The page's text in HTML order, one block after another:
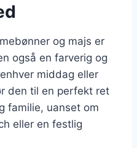
og majs er
også en farverig og
middag eller
den til en perfekt ret
familie, uanset om
eller en festlig